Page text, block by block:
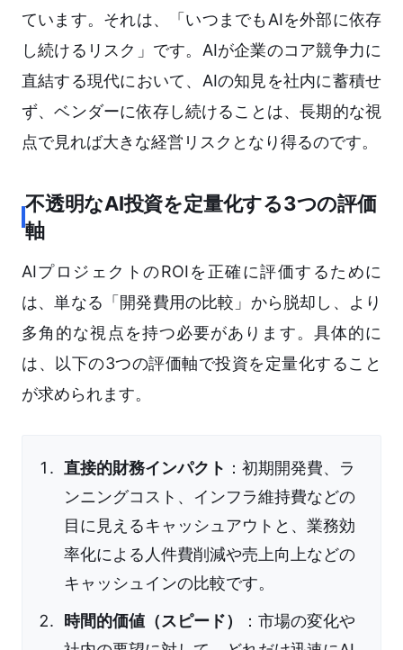
ています。それは、「いつまでもAIを外部に依存
し続けるリスク」です。AIが企業のコア競争力に
直結する現代において、AIの知見を社内に蓄積せ
ず、ベンダーに依存し続けることは、長期的な視
点で見れば大きな経営リスクとなり得るのです。
不透明なAI投資を定量化する3つの評価
軸
AIプロジェクトのROIを正確に評価するために
は、単なる「開発費用の比較」から脱却し、より
多角的な視点を持つ必要があります。具体的に
は、以下の3つの評価軸で投資を定量化すること
が求められます。
直接的財務インパクト ：初期開発費、ラ
ンニングコスト、インフラ維持費などの
目に見えるキャッシュアウトと、業務効
率化による人件費削減や売上向上などの
キャッシュインの比較です。
時間的価値（スピード）
：市場の変化や